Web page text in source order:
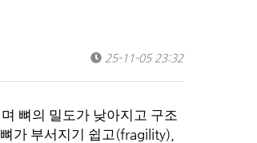
25-11-05 23:32
뼈의 밀도가 낮아지고 구조
가 부서지기 쉽고(fragility),